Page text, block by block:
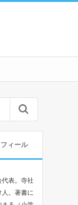
ィール
表。寺社
人。著書に